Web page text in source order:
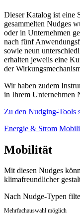
Dieser Katalog ist eine
gesammelten Nudges
oder in Unternehmen
nach fünf
sowie neun
erhalten jeweils eine
der
Wir haben zudem
in Ihrem Unternehmen
Zu den Nudging-Tools
Energie & Strom
Mobilität
Mit diesen Nudges
klimafreundlicher
Nach Nudge-Typen
Mehrfachauswahl möglich